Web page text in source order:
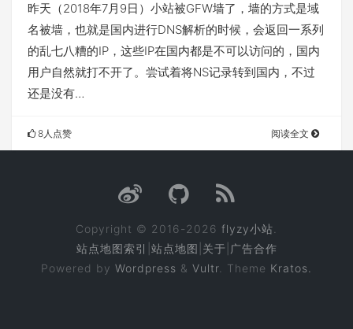
昨天（2018年7月9日）小站被GFW墙了，墙的方式是域
名被墙，也就是国内进行DNS解析的时候，会返回一系列
的乱七八糟的IP，这些IP在国内都是不可以访问的，国内
用户自然就打不开了。尝试着将NS记录转到国内，不过
还是没有…
8人点赞 阅读全文
Copyright © 2016-2026 flyzy小站
站点地图索引 站点地图 关于 广告合作
Powered by Wordpress & Vultr . Theme Kratos.